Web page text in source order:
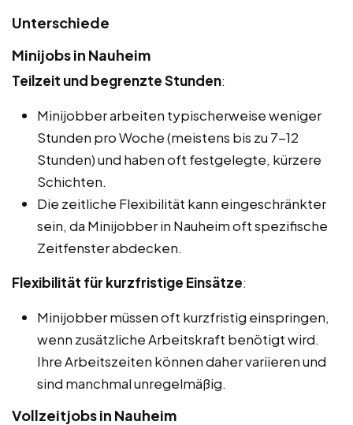
Unterschiede
Minijobs in Nauheim
Teilzeit und begrenzte Stunden:
Minijobber arbeiten typischerweise weniger
Stunden pro Woche (meistens bis zu 7-12
Stunden) und haben oft festgelegte, kürzere
Schichten.
Die zeitliche Flexibilität kann eingeschränkter
sein, da Minijobber in Nauheim oft spezifische
Zeitfenster abdecken.
Flexibilität für kurzfristige Einsätze:
Minijobber müssen oft kurzfristig einspringen,
wenn zusätzliche Arbeitskraft benötigt wird.
Ihre Arbeitszeiten können daher variieren und
sind manchmal unregelmäßig.
Vollzeitjobs in Nauheim